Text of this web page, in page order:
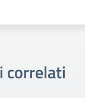
correlati